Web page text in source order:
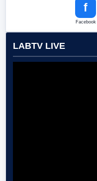
f
Facebook
LABTV LIVE